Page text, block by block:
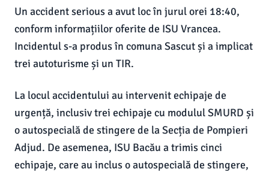
Un accident serious a avut loc în jurul orei 18:40,
conform informațiilor oferite de ISU Vrancea.
Incidentul s-a produs în comuna Sascut și a implicat
trei autoturisme și un TIR.
La locul accidentului au intervenit echipaje de
urgență, inclusiv trei echipaje cu modulul SMURD și
o autospecială de stingere de la Secția de Pompieri
Adjud. De asemenea, ISU Bacău a trimis cinci
echipaje, care au inclus o autospecială de stingere,